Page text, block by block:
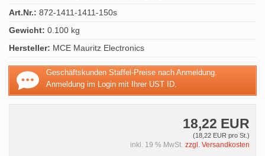
Art.Nr.: 872-1411-1411-150s
Gewicht: 0.100 kg
Hersteller: MCE Mauritz Electronics
Geschäftskunden Staffel-Preise nach Anmeldung.
Anmeldung im Login mit Ihrer UST ID.
18,22 EUR
(18,22 EUR pro St.)
inkl. 19 % MwSt. zzgl. Versandkosten